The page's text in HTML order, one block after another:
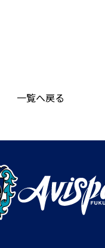
一覧へ戻る